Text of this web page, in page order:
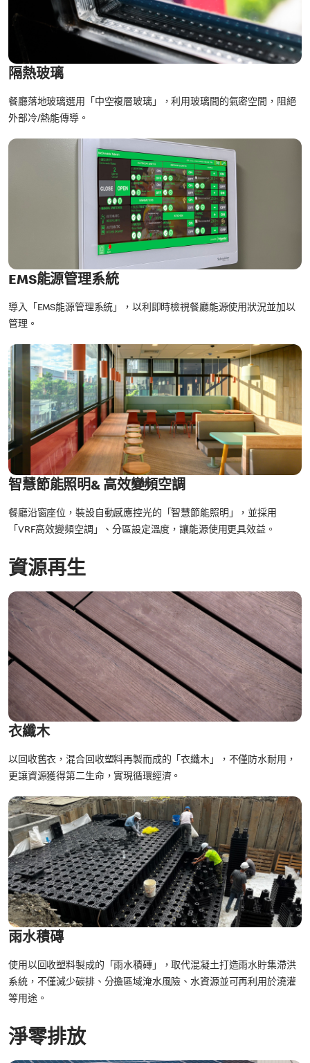
隔熱玻璃
餐廳落地玻璃選用「中空複層玻璃」，利用玻璃間的氣密空間，阻絕
外部冷/熱能傳導。
EMS能源管理系統
導入「EMS能源管理系統」，以利即時檢視餐廳能源使用狀況並加以
管理。
智慧節能照明& 高效變頻空調
餐廳沿窗座位，裝設自動感應控光的「智慧節能照明」，並採用
「VRF高效變頻空調」、分區設定溫度，讓能源使用更具效益。
資源再生
衣纖木
以回收舊衣，混合回收塑料再製而成的「衣纖木」，不僅防水耐用，
更讓資源獲得第二生命，實現循環經濟。
雨水積磚
使用以回收塑料製成的「雨水積磚」，取代混凝土打造雨水貯集滯洪
系統，不僅減少碳排、分擔區域淹水風險、水資源並可再利用於澆灌
等用途。
淨零排放